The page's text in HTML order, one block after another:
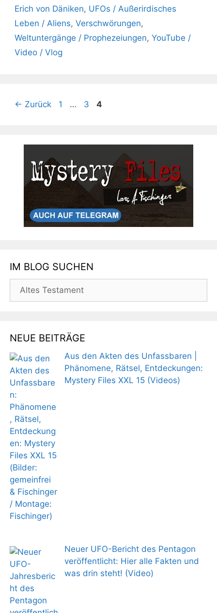
Erich von Däniken, UFOs / Außerirdisches
Leben / Aliens, Verschwörungen,
Weltuntergänge / Prophezeiungen, YouTube /
Video / Vlog
← Zurück Seite
1 … Seite
3 Seite
4
IM BLOG SUCHEN
Suchen
NEUE BEITRÄGE
Aus den Akten des Unfassbaren |
Phänomene, Rätsel, Entdeckungen:
Mystery Files XXL 15 (Videos)
Neuer UFO-Bericht des Pentagon
veröffentlicht: Hier alle Fakten und
was drin steht! (Video)